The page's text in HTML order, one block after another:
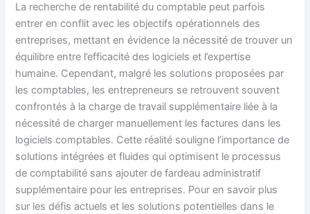
La recherche de rentabilité du comptable peut parfois
entrer en conflit avec les objectifs opérationnels des
entreprises, mettant en évidence la nécessité de trouver un
équilibre entre l’efficacité des logiciels et l’expertise
humaine. Cependant, malgré les solutions proposées par
les comptables, les entrepreneurs se retrouvent souvent
confrontés à la charge de travail supplémentaire liée à la
nécessité de charger manuellement les factures dans les
logiciels comptables. Cette réalité souligne l’importance de
solutions intégrées et fluides qui optimisent le processus
de comptabilité sans ajouter de fardeau administratif
supplémentaire pour les entreprises. Pour en savoir plus
sur les défis actuels et les solutions potentielles dans le